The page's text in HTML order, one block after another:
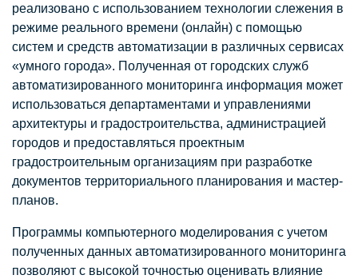
реализовано с использованием технологии слежения в
режиме реального времени (онлайн) с помощью
систем и средств автоматизации в различных сервисах
«умного города». Полученная от городских служб
автоматизированного мониторинга информация может
использоваться департаментами и управлениями
архитектуры и градостроительства, администрацией
городов и предоставляться проектным
градостроительным организациям при разработке
документов территориального планирования и мастер-
планов.
Программы компьютерного моделирования с учетом
полученных данных автоматизированного мониторинга
позволяют с высокой точностью оценивать влияние